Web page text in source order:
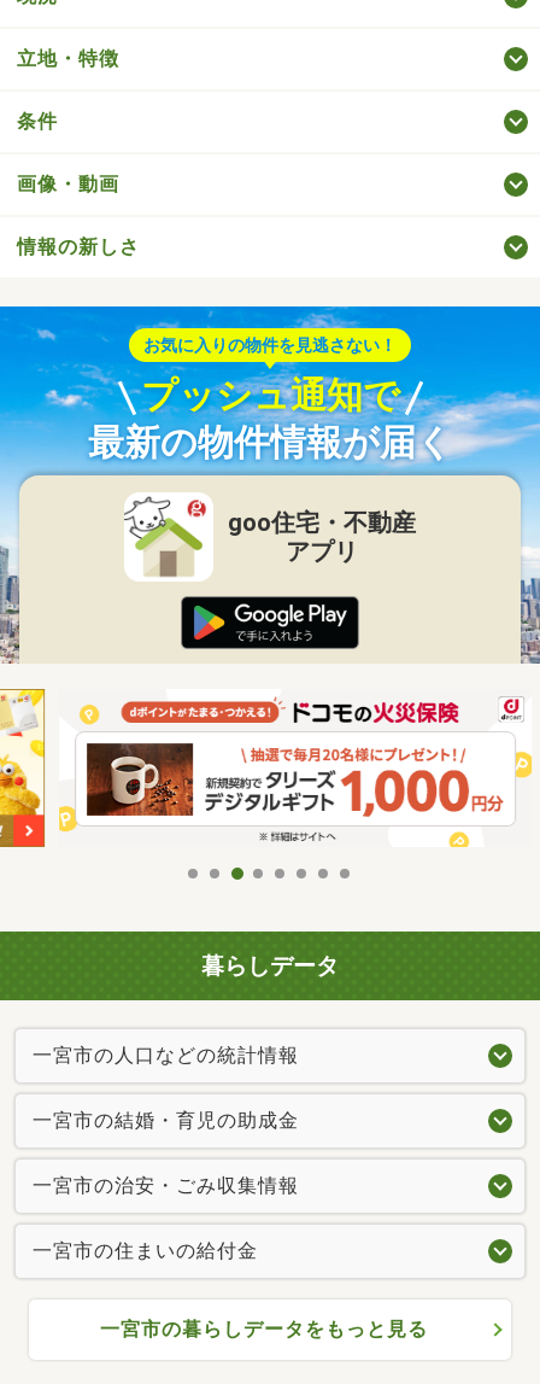
立地・特徴
条件
画像・動画
情報の新しさ
お気に入りの物件を見逃さない！
プッシュ通知で
最新の物件情報が届く
goo住宅・不動産
アプリ
暮らしデータ
一宮市の人口などの統計情報
一宮市の結婚・育児の助成金
一宮市の治安・ごみ収集情報
一宮市の住まいの給付金
一宮市の暮らしデータをもっと見る